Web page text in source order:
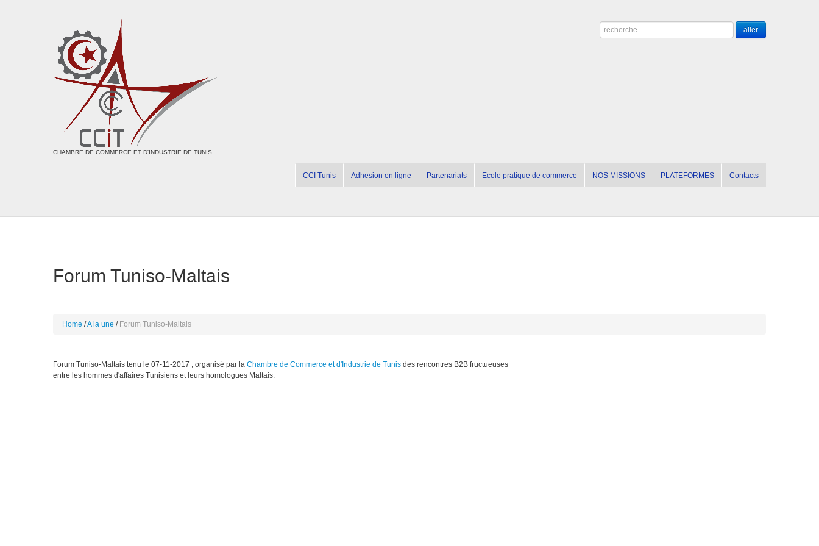
CHAMBRE DE COMMERCE ET D'INDUSTRIE DE TUNIS
CCI Tunis Adhesion en ligne Partenariats Ecole pratique de commerce NOS MISSIONS PLATEFORMES Contacts
Forum Tuniso-Maltais
Home A la une Forum Tuniso-Maltais
Forum Tuniso-Maltais tenu le 07-11-2017 , organisé par la Chambre de Commerce et d'Industrie de Tunis des rencontres B2B fructueuses
entre les hommes d'affaires Tunisiens et leurs homologues Maltais.